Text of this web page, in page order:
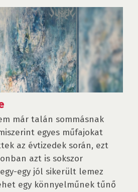
már talán sommásnak
egyes műfajokat
az évtizedek során, ezt
azt is sokszor
egy jól sikerült lemez
egy könnyelműnek tűnő